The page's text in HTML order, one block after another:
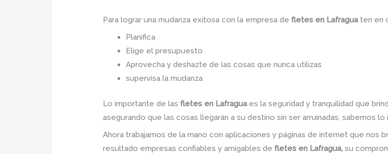
Para lograr una mudanza exitosa con la empresa defletes en Lafragua ten en
Planifica
Elige el presupuesto
Aprovecha y deshazte de las cosas que nunca utilizas
supervisa la mudanza
Lo importante de lasfletes en Lafragua es la seguridad y tranquilidad que
asegurando que las cosas llegarán a su destino sin ser arruinadas, sabemos
Ahora trabajamos de la mano con aplicaciones y páginas de internet que nos
resultado empresas confiables y amigables defletes en Lafragua,su